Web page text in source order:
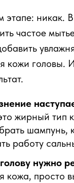
этапе: никак.
частое
кожи головы.
жирный тип
шампунь,
работу
нужно
кожа, просто